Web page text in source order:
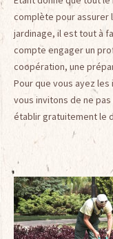
complète pour assurer
jardinage, il est tout à
compte engager un
coopération, une
Pour que vous ayez
vous invitons de ne
établir gratuitement le